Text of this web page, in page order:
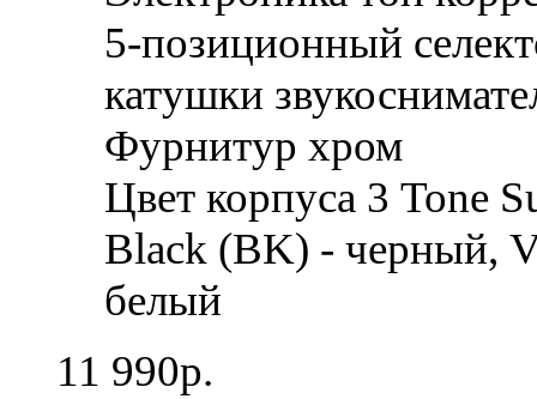
Black (BK) - черный,
белый
11 990р.
Заказать
Редактировать
Предыдущий:
Смотрите также